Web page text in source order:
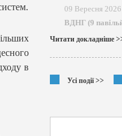
в
09 Вересня
ВДНГ (9
Читати докладніше
Усі події >>